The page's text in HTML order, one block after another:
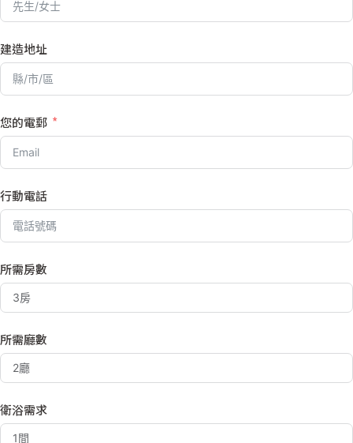
建造地址
您的電郵
行動電話
所需房數
所需廳數
衛浴需求